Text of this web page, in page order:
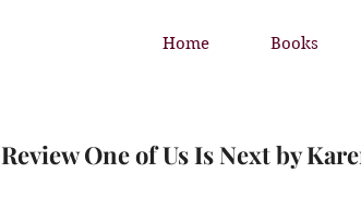
Home Books
Review One of Us Is Next by